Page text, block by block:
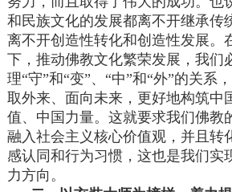
和民族文化的发展都离不开继承传
离不开创造性转化和创造性发展。
下，推动佛教文化繁荣发展，我们
理“守”和“变”、“中”和“外”的关系
取外来、面向未来，更好地构筑中
值、中国力量。这就要求我们佛教
融入社会主义核心价值观，并且转
感认同和行为习惯，这也是我们实
力方向。